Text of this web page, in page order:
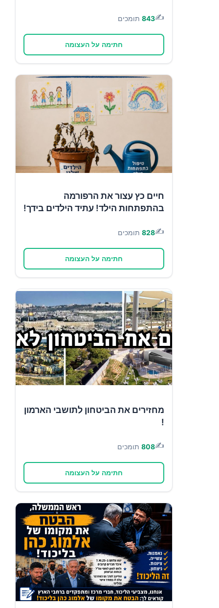
✍️
843 תומכים
חתימה על העצומה
חיים כץ עצור את הרפורמה
בהתפתחות הילד! עתיד הילדים בידך!
✍️
828 תומכים
חתימה על העצומה
מחזירים את הביטחון לתושבי הארמון
!
✍️
808 תומכים
חתימה על העצומה